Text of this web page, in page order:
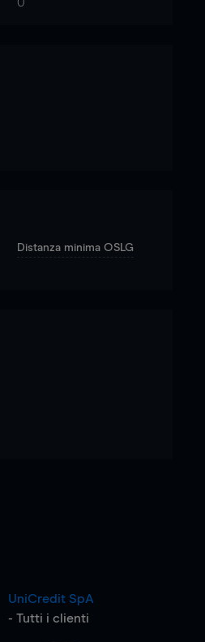
Distanza minima OSLG
UniCredit SpA
- Tutti i clienti